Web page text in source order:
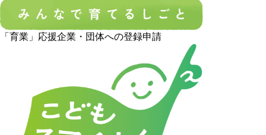
「育業」応援企業・団体への登録申請